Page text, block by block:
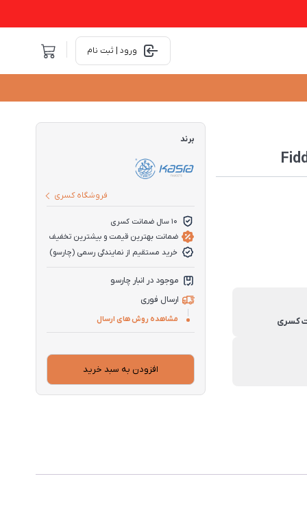
ورود | ثبت نام
برند
فروشگاه کسری
10 سال ضمانت کسری
ضمانت بهترین قیمت و بیشترین تخفیف
خرید مستقیم از نمایندگی رسمی (چارسو)
موجود در انبار چارسو
ارسال فوری
مشاهده روش های ارسال
افزودن به سبد خرید